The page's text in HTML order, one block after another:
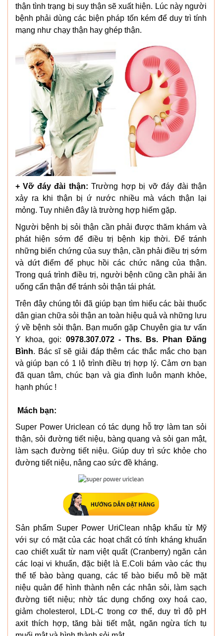
thận tình trạng bị suy thận sẽ xuất hiện. Lúc này người
bệnh phải dùng các biện pháp tốn kém để duy trì tính
mạng như chạy thận hay ghép thận.
+ Vỡ đáy đài thận:Trường hợp bị vỡ đáy đài thận
xảy ra khi thận bị ứ nước nhiều mà vách thận lại
mỏng. Tuy nhiên đây là trường hợp hiếm gặp.
Người bệnh bị sỏi thận cần phải được thăm khám và
phát hiện sớm để điều trị bệnh kịp thời. Để tránh
những biến chứng của suy thận, cần phải điều trị sớm
và dứt điểm để phục hồi các chức năng của thận.
Trong quá trình điều trị, người bệnh cũng cần phải ăn
uống cẩn thận để tránh sỏi thận tái phát.
Trên đây chúng tôi đã giúp bạn tìm hiểu các bài thuốc
dân gian chữa sỏi thận an toàn hiệu quả và những lưu
ý về bệnh sỏi thận. Bạn muốn gặp Chuyên gia tư vấn
Y khoa, gọi: 0978.307.072 - Ths. Bs. Phan Đăng
Bình. Bác sĩ sẽ giải đáp thêm các thắc mắc cho bạn
và giúp bạn có 1 lộ trình điều trị hợp lý. Cảm ơn bạn
đã quan tâm, chúc bạn và gia đình luôn mạnh khỏe,
hạnh phúc !
Mách bạn:
Super Power Uriclean có tác dụng hỗ trợ làm tan sỏi
thận, sỏi đường tiết niệu, bàng quang và sỏi gan mật,
làm sạch đường tiết niệu. Giúp duy trì sức khỏe cho
đường tiết niệu, nâng cao sức đề kháng.
Sản phẩm Super Power UriClean nhập khẩu từ Mỹ
với sự có mặt của các hoạt chất có tính kháng khuẩn
cao chiết xuất từ nam việt quất (Cranberry) ngăn cản
các loại vi khuẩn, đặc biệt là E.Coli bám vào các thụ
thể tế bào bàng quang, các tế bào biểu mô bề mặt
niệu quản để hình thành nên các nhân sỏi, làm sạch
đường tiết niệu; nhờ tác dụng chống oxy hoá cao,
giảm cholesterol, LDL-C trong cơ thể, duy trì độ pH
axit thích hợp, tăng bài tiết mật, ngăn ngừa tích tụ